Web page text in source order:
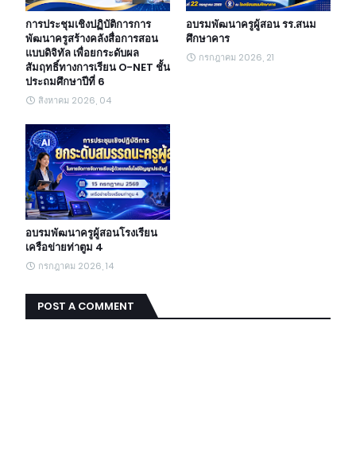
การประชุมเชิงปฏิบัติการการ
พัฒนาครูสร้างคลังสื่อการสอน
แบบดิจิทัล เพื่อยกระดับผล
สัมฤทธิ์ทางการเรียน O-NET ชั้น
ประถมศึกษาปีที่ 6
สิงหาคม 2026, 04
อบรมพัฒนาครูผู้สอน รร.สนม
ศึกษาคาร
กรกฎาคม 2026, 21
อบรมพัฒนาครูผู้สอนโรงเรียน
เครือข่ายท่าตูม 4
กรกฎาคม 2026, 14
POST A COMMENT